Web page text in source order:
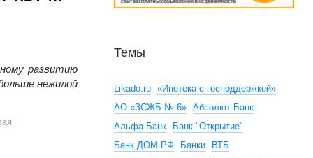
развитию
нежилой
м нежилой недвижимости
Темы
Likado.ru
«Ипотека с господдержкой»
АО «ЗСЖБ № 6»
Абсолют Банк
Альфа-Банк
Банк "Открытие"
Банк ДОМ.РФ
Банки
ВТБ